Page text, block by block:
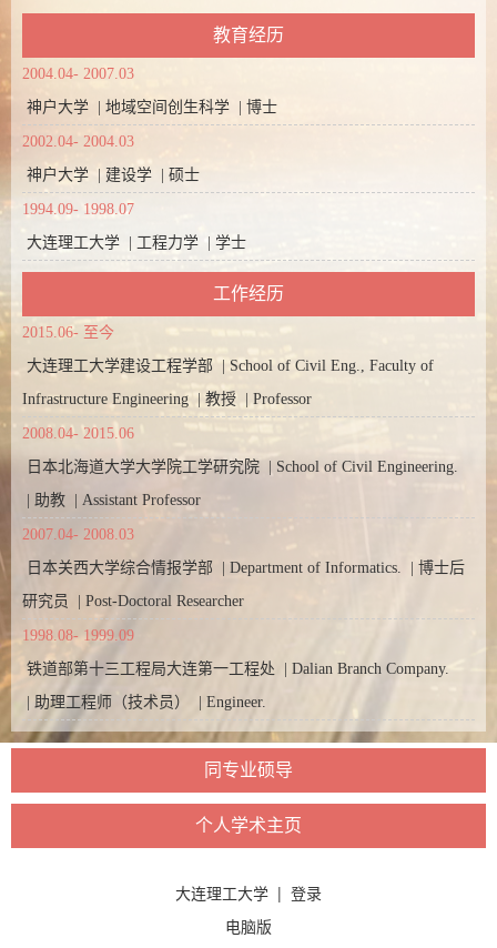
教育经历
2004.04- 2007.03
神户大学 | 地域空间创生科学 | 博士
2002.04- 2004.03
神户大学 | 建设学 | 硕士
1994.09- 1998.07
大连理工大学 | 工程力学 | 学士
工作经历
2015.06- 至今
大连理工大学建设工程学部 | School of Civil Eng., Faculty of
Infrastructure Engineering | 教授 | Professor
2008.04- 2015.06
日本北海道大学大学院工学研究院 | School of Civil Engineering.
| 助教 | Assistant Professor
2007.04- 2008.03
日本关西大学综合情报学部 | Department of Informatics. | 博士后
研究员 | Post-Doctoral Researcher
1998.08- 1999.09
铁道部第十三工程局大连第一工程处 | Dalian Branch Company.
| 助理工程师（技术员） | Engineer.
同专业硕导
个人学术主页
大连理工大学 | 登录
电脑版